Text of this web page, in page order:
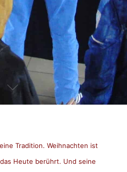
Tradition. Weihnachten ist
Heute berührt. Und seine